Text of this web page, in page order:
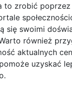
to zrobić
się swoimi
również
aktualnych
uzyskać